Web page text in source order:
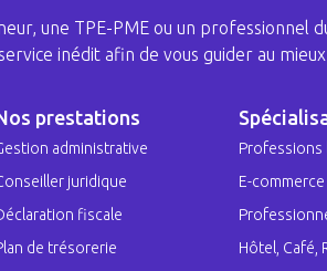
une TPE-PME ou un professionnel
inédit afin de vous guider au
prestations
administrative
juridique
fiscale
de trésorerie
Professions
E-commerce
Hôtel, Café,